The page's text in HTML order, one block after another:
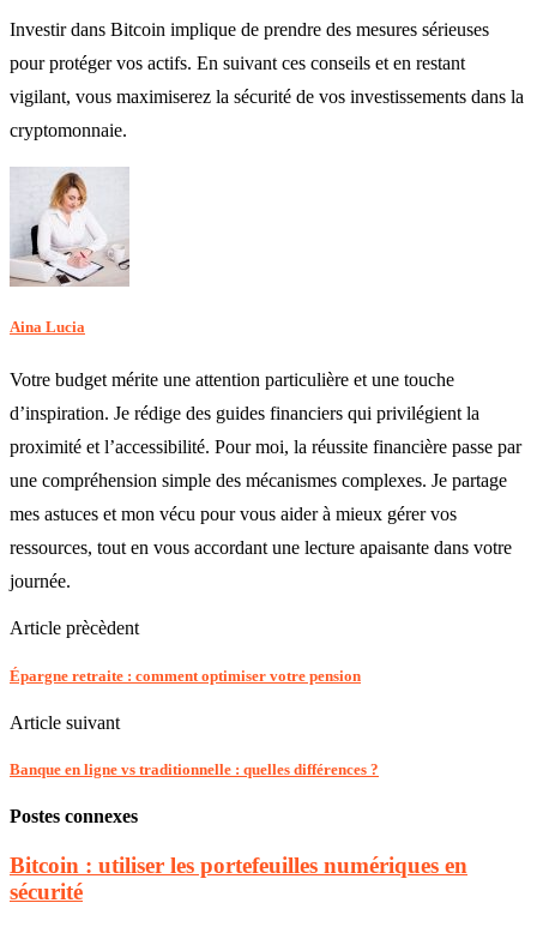
Investir dans Bitcoin implique de prendre des mesures sérieuses
pour protéger vos actifs. En suivant ces conseils et en restant
vigilant, vous maximiserez la sécurité de vos investissements dans la
cryptomonnaie.
Aina Lucia
Votre budget mérite une attention particulière et une touche
d’inspiration. Je rédige des guides financiers qui privilégient la
proximité et l’accessibilité. Pour moi, la réussite financière passe par
une compréhension simple des mécanismes complexes. Je partage
mes astuces et mon vécu pour vous aider à mieux gérer vos
ressources, tout en vous accordant une lecture apaisante dans votre
journée.
Article prècèdent
Épargne retraite : comment optimiser votre pension
Article suivant
Banque en ligne vs traditionnelle : quelles différences ?
Postes connexes
Bitcoin : utiliser les portefeuilles numériques en
sécurité